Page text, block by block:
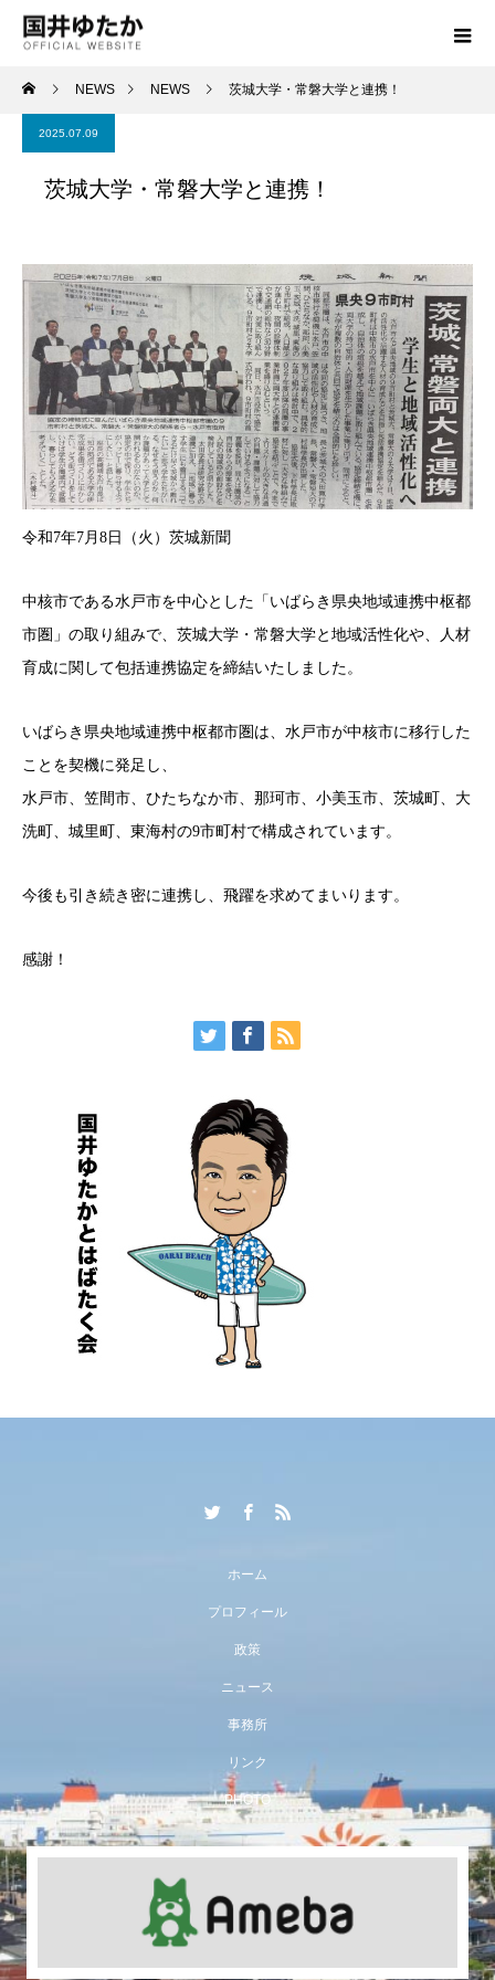
NEWS NEWS 茨城大学・常磐大学と連携！
2025.07.09
茨城大学・常磐大学と連携！
令和7年7月8日（火）茨城新聞
中核市である水戸市を中心とした「いばらき県央地域連携中枢都
市圏」の取り組みで、茨城大学・常磐大学と地域活性化や、人材
育成に関して包括連携協定を締結いたしました。
いばらき県央地域連携中枢都市圏は、水戸市が中核市に移行した
ことを契機に発足し、
水戸市、笠間市、ひたちなか市、那珂市、小美玉市、茨城町、大
洗町、城里町、東海村の9市町村で構成されています。
今後も引き続き密に連携し、飛躍を求めてまいります。
感謝！
ホーム
プロフィール
政策
ニュース
事務所
リンク
PHOTO